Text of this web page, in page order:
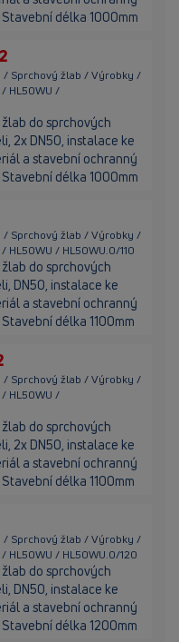
délka 1000mm
Sprchový žlab / Výrobky /
HL50WU /
do sprchových
2x DN50, instalace ke
a stavební ochranný
délka 1000mm
Sprchový žlab / Výrobky /
HL50WU / HL50WU.0/110
do sprchových
DN50, instalace ke
a stavební ochranný
délka 1100mm
Sprchový žlab / Výrobky /
HL50WU /
do sprchových
2x DN50, instalace ke
a stavební ochranný
délka 1100mm
Sprchový žlab / Výrobky /
HL50WU / HL50WU.0/120
do sprchových
DN50, instalace ke
a stavební ochranný
délka 1200mm